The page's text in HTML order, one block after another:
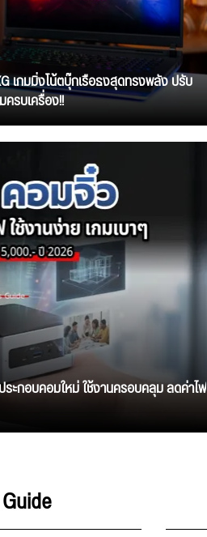
เกมมิ่งโน้ตบุ๊กเรือธงสุดทรงพลัง ปรับ
รบเครื่อง!!
กอบคอมใหม่ ใช้งานครอบคลุม ลดค่าไฟ